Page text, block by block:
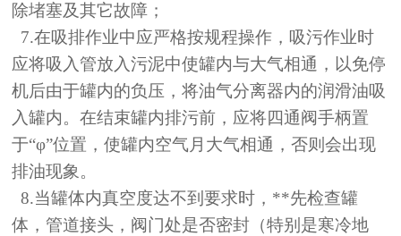
除堵塞及其它故障；
7.在吸排作业中应严格按规程操作，吸污作业时
应将吸入管放入污泥中使罐内与大气相通，以免停
机后由于罐内的负压，将油气分离器内的润滑油吸
入罐内。在结束罐内排污前，应将四通阀手柄置
于“φ”位置，使罐内空气月大气相通，否则会出现
排油现象。
8.当罐体内真空度达不到要求时，**先检查罐
体，管道接头，阀门处是否密封（特别是寒冷地